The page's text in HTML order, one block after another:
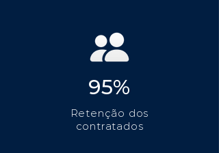
95%
Retenção dos
contratados